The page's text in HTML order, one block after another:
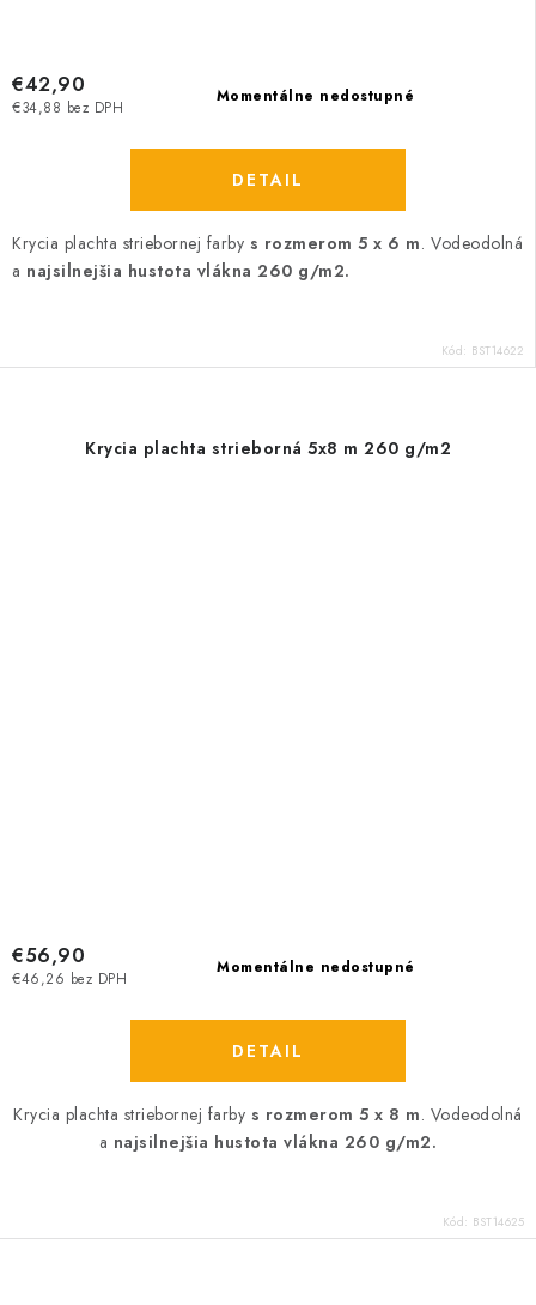
Momentálne nedostupné
€34,88 bez DPH
€42,90
DETAIL
Krycia plachta striebornej farby s rozmerom 5 x 6 m. Vodeodolná
a najsilnejšia hustota vlákna 260 g/m2.
Kód: BST14622
Krycia plachta strieborná 5x8 m 260 g/m2
Momentálne nedostupné
€46,26 bez DPH
€56,90
DETAIL
Krycia plachta striebornej farby s rozmerom 5 x 8 m. Vodeodolná
a najsilnejšia hustota vlákna 260 g/m2.
Kód: BST14625